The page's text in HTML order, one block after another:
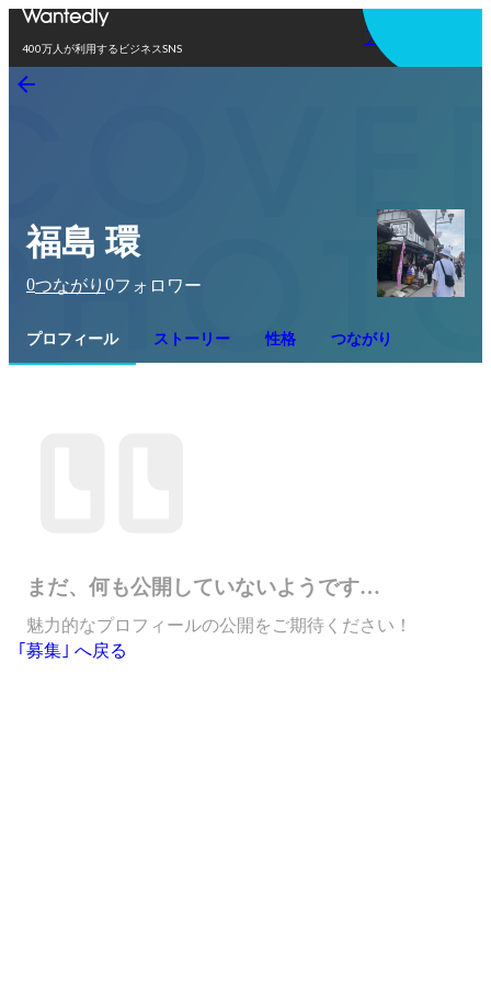
400万人が利用するビジネスSNS
アプリを使う
福島 環
0つながり 0フォロワー
プロフィール ストーリー 性格 つながり
まだ、何も公開していないようです…
魅力的なプロフィールの公開をご期待ください！
｢募集｣ へ戻る